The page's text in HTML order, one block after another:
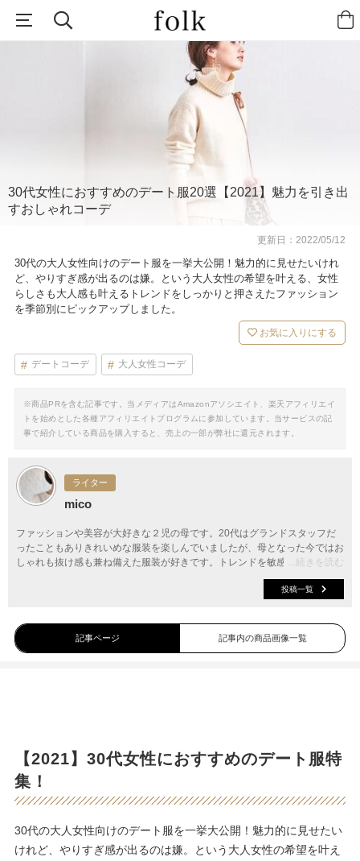
30代女性におすすめのデート服20選【2021】魅力を引き出
すおしゃれコーデ
更新日：2022/05/12
30代の大人女性向けのデート服を一挙大公開！魅力的に見せたいけれ
ど、やりすぎ感が出るのは嫌。という大人女性の希望を叶える、女性
らしさも大人感も叶えるトレンドをしっかりと押さえたファッション
を季節別にピックアップしました。
お気に入りにする
デートコーデ 大人女性コーデ
※商品PRを含む記事です。当メディアはAmazonアソシエイト、楽天アフィリエイ
トを始めとした各種アフィリエイトプログラムに参加しています。当サービスの記
事で紹介している商品を購入すると、売上の一部が弊社に還元されます。
ライター
mico
...続きを読む
ファッションや美容が大好きな２児の母です。20代はグランドスタッフだ
ったこともありきれいめな服装を楽しんでいましたが、母となった今ではお
しゃれも抜け感も兼ね備えた服装が好きです。トレンドを敏感に捉え、最新
投稿一覧
記事ページ 記事内の商品画像一覧
【2021】30代女性におすすめのデート服特
集！
30代の大人女性向けのデート服を一挙大公開！魅力的に見せたい
けれど、やりすぎ感が出るのは嫌。という大人女性の希望を叶え